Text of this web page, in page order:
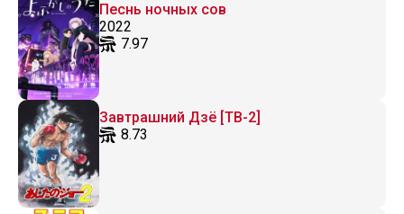
Песнь ночных сов
2022
7.97
Завтрашний Дзё [ТВ-2]
8.73